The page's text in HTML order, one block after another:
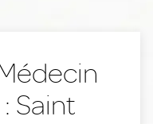
Saint